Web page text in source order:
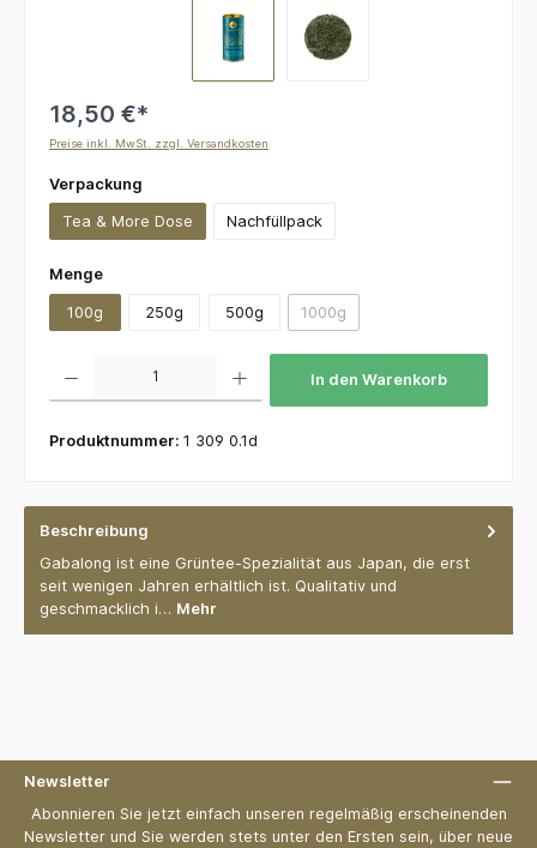
18,50 €*
Preise inkl. MwSt. zzgl. Versandkosten
Verpackung
Tea & More Dose Nachfüllpack
Mengeauswählen
100g 250g 500g 1000g(Diese Option ist zurzeit nicht
In den Warenkorb
Produktnummer: 1 309 0.1d
Beschreibung
Gabalong ist eine Grüntee-Spezialität aus Japan, die erst
seit wenigen Jahren erhältlich ist. Qualitativ und
geschmacklich i… Mehr
Newsletter
Abonnieren Sie jetzt einfach unseren regelmäßig erscheinenden
Newsletter und Sie werden stets unter den Ersten sein, über neue